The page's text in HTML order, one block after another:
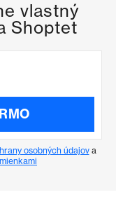
vlastný
Shoptet
osobných údajova